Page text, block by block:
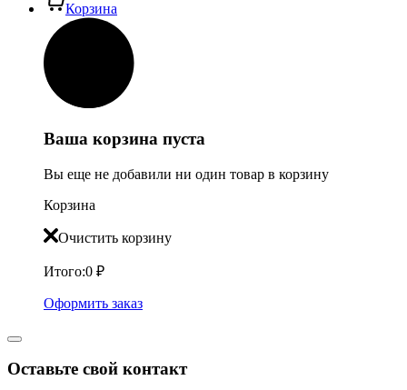
Корзина
Ваша корзина пуста
Вы еще не добавили ни один товар в корзину
Корзина
Очистить корзину
Итого:0 ₽
Оформить заказ
Оставьте свой контакт